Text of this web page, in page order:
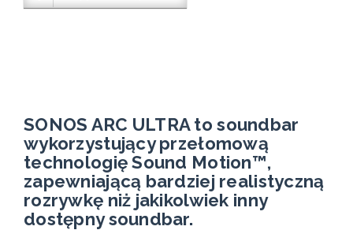
SONOS ARC ULTRA to soundbar
wykorzystujący przełomową
technologię Sound Motion™,
zapewniającą bardziej realistyczną
rozrywkę niż jakikolwiek inny
dostępny soundbar.